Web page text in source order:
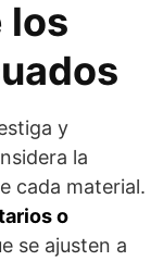
los
y
la
cada material.
o
se ajusten a